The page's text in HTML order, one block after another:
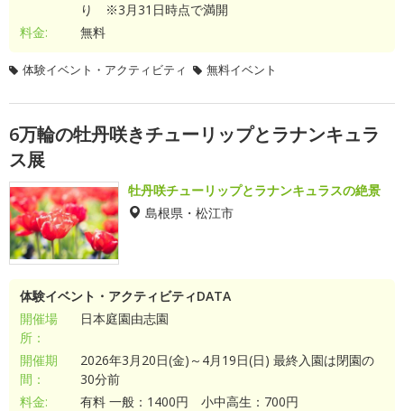
り ※3月31日時点で満開
料金:
無料
体験イベント・アクティビティ 無料イベント
6万輪の牡丹咲きチューリップとラナンキュラ
ス展
牡丹咲チューリップとラナンキュラスの絶景
島根県・松江市
体験イベント・アクティビティDATA
開催場
所：
日本庭園由志園
開催期
間：
2026年3月20日(金)～4月19日(日) 最終入園は閉園の
30分前
料金:
有料 一般：1400円 小中高生：700円